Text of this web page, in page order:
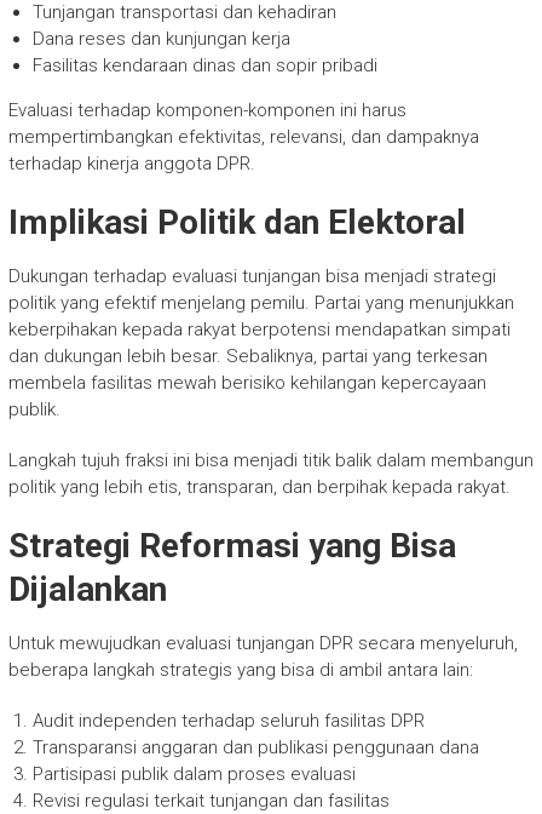
Tunjangan transportasi dan kehadiran
Dana reses dan kunjungan kerja
Fasilitas kendaraan dinas dan sopir pribadi
Evaluasi terhadap komponen-komponen ini harus
mempertimbangkan efektivitas, relevansi, dan dampaknya
terhadap kinerja anggota DPR.
Implikasi Politik dan Elektoral
Dukungan terhadap evaluasi tunjangan bisa menjadi strategi
politik yang efektif menjelang pemilu. Partai yang menunjukkan
keberpihakan kepada rakyat berpotensi mendapatkan simpati
dan dukungan lebih besar. Sebaliknya, partai yang terkesan
membela fasilitas mewah berisiko kehilangan kepercayaan
publik.
Langkah tujuh fraksi ini bisa menjadi titik balik dalam membangun
politik yang lebih etis, transparan, dan berpihak kepada rakyat.
Strategi Reformasi yang Bisa
Dijalankan
Untuk mewujudkan evaluasi tunjangan DPR secara menyeluruh,
beberapa langkah strategis yang bisa di ambil antara lain:
Audit independen terhadap seluruh fasilitas DPR
Transparansi anggaran dan publikasi penggunaan dana
Partisipasi publik dalam proses evaluasi
Revisi regulasi terkait tunjangan dan fasilitas